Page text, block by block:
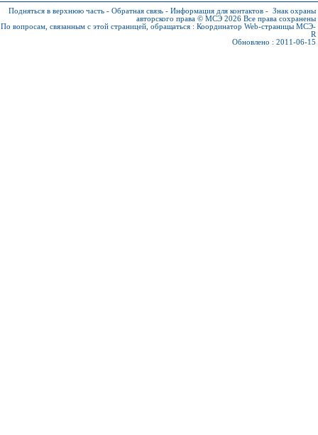
Подняться в верхнюю часть - Обратная связь - Информация для контактов - Знак охраны
авторского права © МСЭ 2026 Все права сохранены
По вопросам, связанным с этой страницей, обращаться : Координатор Web-страницы МСЭ-
R
Обновлено : 2011-06-15